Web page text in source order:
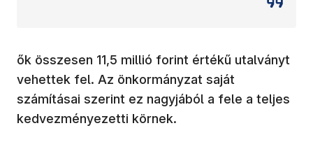
ők összesen 11,5 millió forint értékű utalványt
vehettek fel. Az önkormányzat saját
számításai szerint ez nagyjából a fele a teljes
kedvezményezetti körnek.